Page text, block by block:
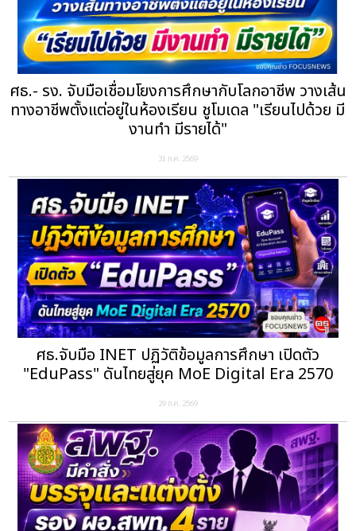
ศธ.- รง. จับมือเชื่อมโยงการศึกษากับโลกอาชีพ วางเส้น
ทางอาชีพตั้งแต่อยู่ในห้องเรียน ชูโมเดล "เรียนไปด้วย มี
งานทำ มีรายได้"
31 ก.ค. 2569
ศธ.จับมือ INET ปฏิวัติข้อมูลการศึกษา เปิดตัว
"EduPass" ดันไทยสู่ยุค MoE Digital Era 2570
29 ก.ค. 2569